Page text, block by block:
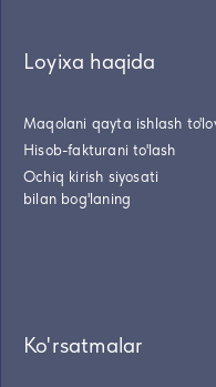
Loyixa haqida
Maqolani qayta ishlash
Hisob-fakturani to'lash
Ochiq kirish siyosati
bilan bog'laning
Ko'rsatmalar